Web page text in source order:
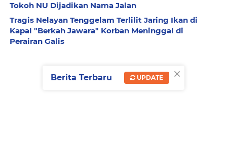
Tokoh NU Dijadikan Nama Jalan
Tragis Nelayan Tenggelam Terlilit Jaring Ikan di
Kapal "Berkah Jawara" Korban Meninggal di
Perairan Galis
×
Berita Terbaru UPDATE